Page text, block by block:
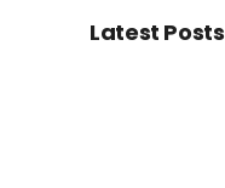
Latest Posts